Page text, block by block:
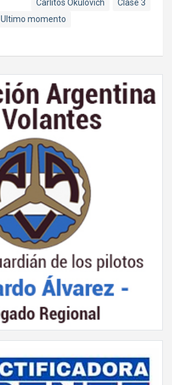
Carlitos Okulovich
Clase 3
Ultimo momento